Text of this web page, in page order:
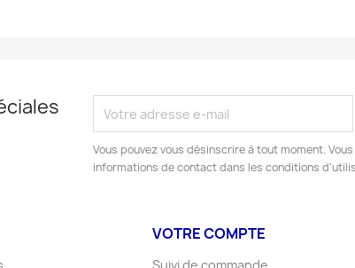
Vous pouvez vous désinscrire à tout moment.
informations de contact dans les conditions
VOTRE COMPTE